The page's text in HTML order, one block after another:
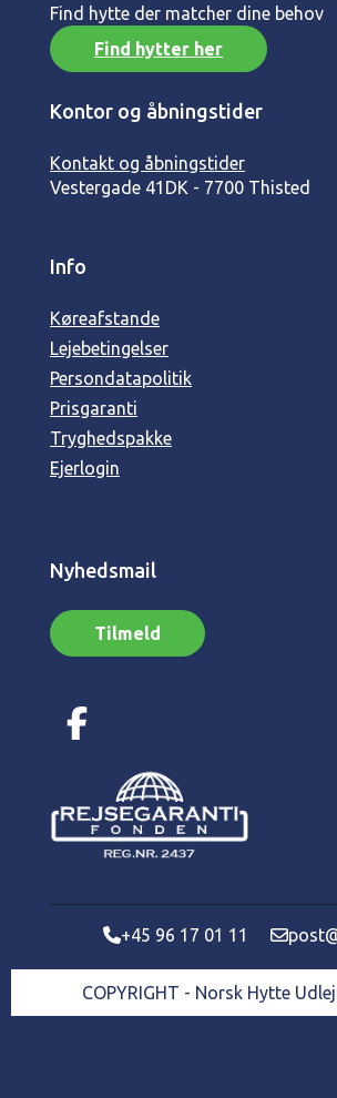
Find hytte der matcher dine behov
Find hytter her
Kontor og åbningstider
Kontakt og åbningstider
Vestergade 41 DK - 7700 Thisted
Info
Køreafstande
Lejebetingelser
Persondatapolitik
Prisgaranti
Tryghedspakke
Ejerlogin
Nyhedsmail
Tilmeld
+45 96 17 01 11
COPYRIGHT - Norsk Hytte